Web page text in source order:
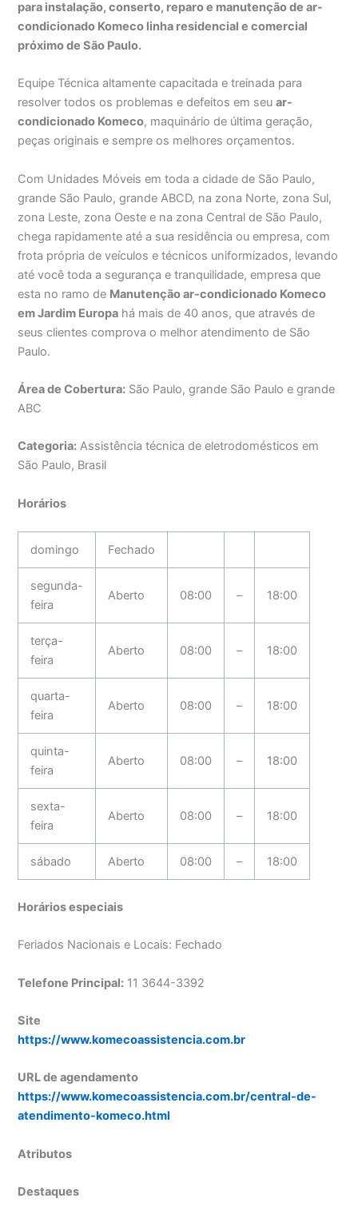
para instalação, conserto, reparo e manutenção de ar-
condicionado Komeco linha residencial e comercial
próximo de São Paulo.
Equipe Técnica altamente capacitada e treinada para
resolver todos os problemas e defeitos em seuar-
condicionado Komeco, maquinário de última geração,
peças originais e sempre os melhores orçamentos.
Com Unidades Móveis em toda a cidade de São Paulo,
grande São Paulo, grande ABCD, na zona Norte, zona Sul,
zona Leste, zona Oeste e na zona Central de São Paulo,
chega rapidamente até a sua residência ou empresa, com
frota própria de veículos e técnicos uniformizados, levando
até você toda a segurança e tranquilidade, empresa que
esta no ramo de Manutenção ar-condicionado Komeco
em Jardim Europa há mais de 40 anos, que através de
seus clientes comprova o melhor atendimento de São
Paulo.
Área de Cobertura: São Paulo, grande São Paulo e grande
ABC
Categoria: Assistência técnica de eletrodomésticos em
São Paulo, Brasil
Horários
domingo Fechado
segunda-
feira
Aberto 08:00 – 18:00
terça-
feira
Aberto 08:00 – 18:00
quarta-
feira
Aberto 08:00 – 18:00
quinta-
feira
Aberto 08:00 – 18:00
sexta-
feira
Aberto 08:00 – 18:00
sábado Aberto 08:00 – 18:00
Horários especiais
Feriados Nacionais e Locais: Fechado
Telefone Principal: 11 3644-3392
Site
https://www.komecoassistencia.com.br
URL de agendamento
https://www.komecoassistencia.com.br/central-de-
atendimento-komeco.html
Atributos
Destaques